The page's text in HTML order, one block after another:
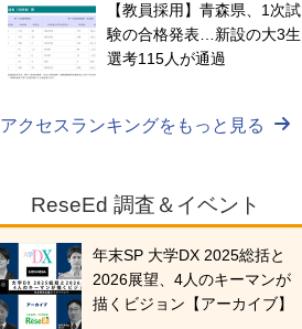
【教員採用】青森県、1次試
験の合格発表…新設の大3生
選考115人が通過
アクセスランキングをもっと見る
ReseEd 調査＆イベント
年末SP 大学DX 2025総括と
2026展望、4人のキーマンが
描くビジョン【アーカイブ】